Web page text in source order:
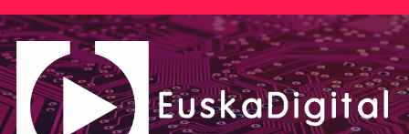
Saltar
al
contenido